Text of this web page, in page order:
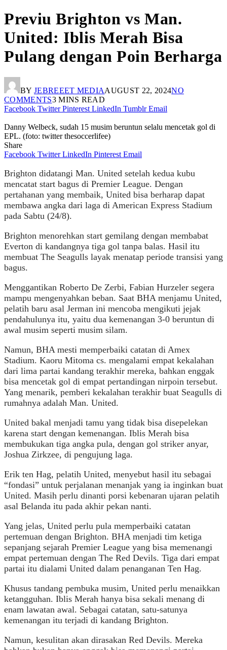
Previu Brighton vs Man.
United: Iblis Merah Bisa
Pulang dengan Poin Berharga
BY JEBREEET MEDIAAUGUST 22, 2024NO
COMMENTS3 MINS READ
Facebook Twitter Pinterest LinkedIn Tumblr Email
Danny Welbeck, sudah 15 musim beruntun selalu mencetak gol di
EPL. (foto: twitter thesoccerlifee)
Share
Facebook Twitter LinkedIn Pinterest Email
Brighton didatangi Man. United setelah kedua kubu
mencatat start bagus di Premier League. Dengan
pertahanan yang membaik, United bisa berharap dapat
membawa angka dari laga di American Express Stadium
pada Sabtu (24/8).
Brighton menorehkan start gemilang dengan membabat
Everton di kandangnya tiga gol tanpa balas. Hasil itu
membuat The Seagulls layak menatap periode transisi yang
bagus.
Menggantikan Roberto De Zerbi, Fabian Hurzeler segera
mampu mengenyahkan beban. Saat BHA menjamu United,
pelatih baru asal Jerman ini mencoba mengikuti jejak
pendahulunya itu, yaitu dua kemenangan 3-0 beruntun di
awal musim seperti musim silam.
Namun, BHA mesti memperbaiki catatan di Amex
Stadium. Kaoru Mitoma cs. mengalami empat kekalahan
dari lima partai kandang terakhir mereka, bahkan enggak
bisa mencetak gol di empat pertandingan nirpoin tersebut.
Yang menarik, pemberi kekalahan terakhir buat Seagulls di
rumahnya adalah Man. United.
United bakal menjadi tamu yang tidak bisa disepelekan
karena start dengan kemenangan. Iblis Merah bisa
membukukan tiga angka pula, dengan gol striker anyar,
Joshua Zirkzee, di pengujung laga.
Erik ten Hag, pelatih United, menyebut hasil itu sebagai
“fondasi” untuk perjalanan menanjak yang ia inginkan buat
United. Masih perlu dinanti porsi kebenaran ujaran pelatih
asal Belanda itu pada akhir pekan nanti.
Yang jelas, United perlu pula memperbaiki catatan
pertemuan dengan Brighton. BHA menjadi tim ketiga
sepanjang sejarah Premier League yang bisa memenangi
empat pertemuan dengan The Red Devils. Tiga dari empat
partai itu dialami United dalam penanganan Ten Hag.
Khusus tandang pembuka musim, United perlu menaikkan
ketangguhan. Iblis Merah hanya bisa sekali menang di
enam lawatan awal. Sebagai catatan, satu-satunya
kemenangan itu terjadi di kandang Brighton.
Namun, kesulitan akan dirasakan Red Devils. Mereka